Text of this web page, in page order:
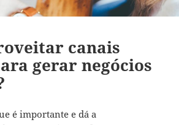
canais
gerar negócios
é importante e dá a